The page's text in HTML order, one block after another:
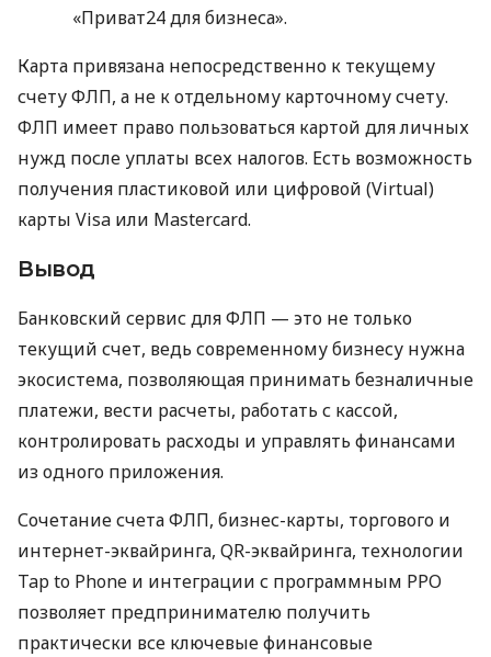
«Приват24 для бизнеса».
Карта привязана непосредственно к текущему
счету ФЛП, а не к отдельному карточному счету.
ФЛП имеет право пользоваться картой для личных
нужд после уплаты всех налогов. Есть возможность
получения пластиковой или цифровой (Virtual)
карты Visa или Mastercard.
Вывод
Банковский сервис для ФЛП — это не только
текущий счет, ведь современному бизнесу нужна
экосистема, позволяющая принимать безналичные
платежи, вести расчеты, работать с кассой,
контролировать расходы и управлять финансами
из одного приложения.
Сочетание счета ФЛП, бизнес-карты, торгового и
интернет-эквайринга, QR-эквайринга, технологии
Tap to Phone и интеграции с программным РРО
позволяет предпринимателю получить
практически все ключевые финансовые